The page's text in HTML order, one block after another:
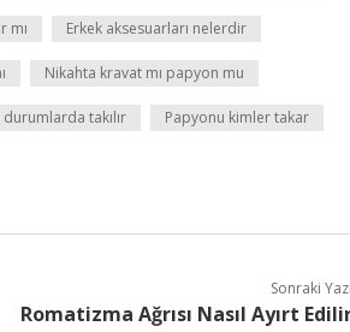
mı Erkek aksesuarları nelerdir
Nikahta kravat mı papyon mu
takılır Papyonu kimler takar
Sonraki Yazı
Romatizma Ağrısı Nasıl Ayırt